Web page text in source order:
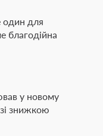
для
благодійна
у новому
знижкою